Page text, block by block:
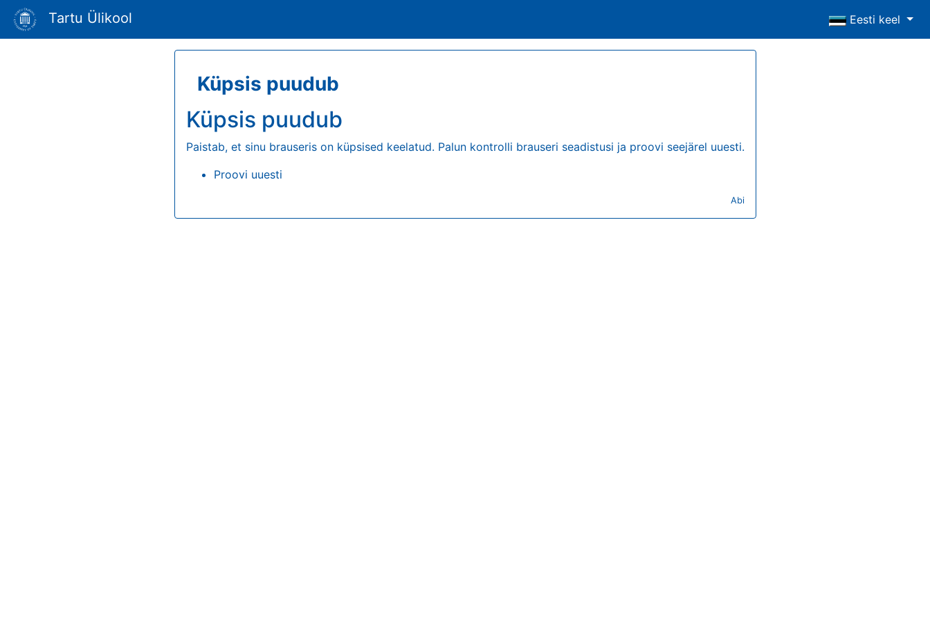
Tartu Ülikool Eesti keel
Küpsis puudub
Küpsis puudub
Paistab, et sinu brauseris on küpsised keelatud. Palun kontrolli brauseri seadistusi ja proovi seejärel uuesti.
Proovi uuesti
Abi